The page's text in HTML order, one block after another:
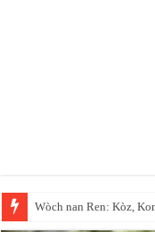
Wòch nan Ren: Kòz,
Anbasad peyi Dayiti an